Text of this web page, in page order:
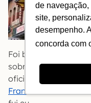
de
site,
desempenho.
concorda com
Foi batendo papo
sobre a Clement
oficial; um segredo
Francisco